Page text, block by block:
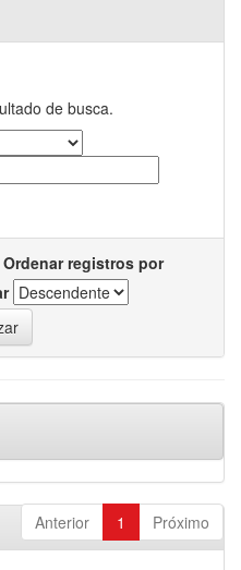
de busca.
Ordenar registros por
Anterior 1 Próximo